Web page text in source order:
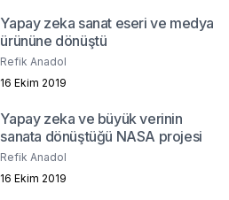
Yapay zeka sanat eseri ve medya
ürününe dönüştü
Refik Anadol
16 Ekim 2019
Yapay zeka ve büyük verinin
sanata dönüştüğü NASA projesi
Refik Anadol
16 Ekim 2019